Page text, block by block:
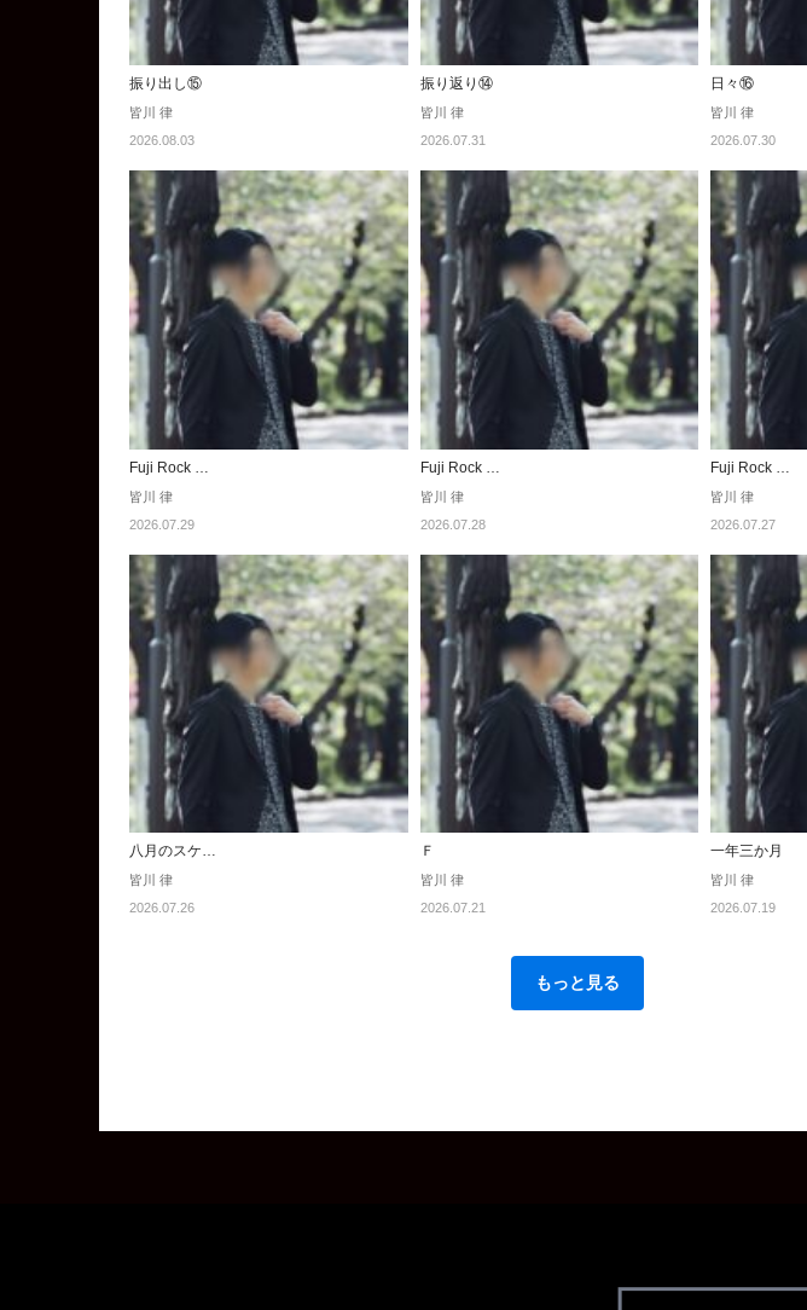
振り出し⑮
皆川 律
2026.08.03
振り返り⑭
皆川 律
2026.07.31
日々⑯
皆川 律
2026.07.30
Fuji Rock …
皆川 律
2026.07.29
Fuji Rock …
皆川 律
2026.07.28
Fuji Rock …
皆川 律
2026.07.27
八月のスケ…
皆川 律
2026.07.26
Ｆ
皆川 律
2026.07.21
一年三か月
皆川 律
2026.07.19
もっと見る